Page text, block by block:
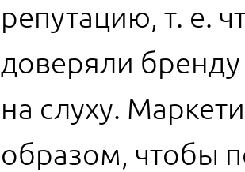
репутацию, т. е.
доверяли
на слуху.
образом, чтобы